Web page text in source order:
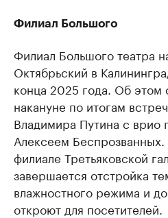
Филиал Большого
Филиал Большого театра
Октябрьский в
конца 2025 года. Об этом
накануне по итогам
Владимира Путина с врио
Алексеем
филиале Третьяковской
завершается отстройка
влажностного режима и
откроют для посетителей.